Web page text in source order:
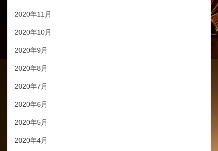
2020年11月
2020年10月
2020年9月
2020年8月
2020年7月
2020年6月
2020年5月
2020年4月